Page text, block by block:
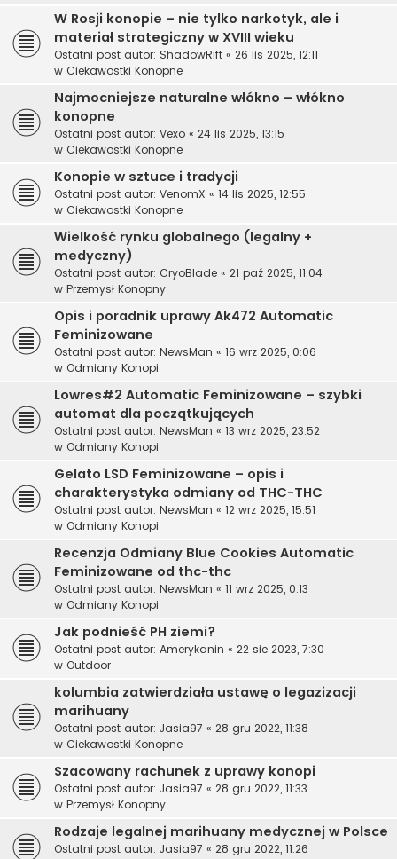
W Rosji konopie – nie tylko narkotyk, ale i
materiał strategiczny w XVIII wieku
Ostatni post autor: ShadowRift « 26 lis 2025, 12:11
w Ciekawostki Konopne
Najmocniejsze naturalne włókno – włókno
konopne
Ostatni post autor: Vexo « 24 lis 2025, 13:15
w Ciekawostki Konopne
Konopie w sztuce i tradycji
Ostatni post autor: VenomX « 14 lis 2025, 12:55
w Ciekawostki Konopne
Wielkość rynku globalnego (legalny +
medyczny)
Ostatni post autor: CryoBlade « 21 paź 2025, 11:04
w Przemysł Konopny
Opis i poradnik uprawy Ak472 Automatic
Feminizowane
Ostatni post autor: NewsMan « 16 wrz 2025, 0:06
w Odmiany Konopi
Lowres#2 Automatic Feminizowane – szybki
automat dla początkujących
Ostatni post autor: NewsMan « 13 wrz 2025, 23:52
w Odmiany Konopi
Gelato LSD Feminizowane – opis i
charakterystyka odmiany od THC-THC
Ostatni post autor: NewsMan « 12 wrz 2025, 15:51
w Odmiany Konopi
Recenzja Odmiany Blue Cookies Automatic
Feminizowane od thc-thc
Ostatni post autor: NewsMan « 11 wrz 2025, 0:13
w Odmiany Konopi
Jak podnieść PH ziemi?
Ostatni post autor: Amerykanin « 22 sie 2023, 7:30
w Outdoor
kolumbia zatwierdziała ustawę o legazizacji
marihuany
Ostatni post autor: Jasia97 « 28 gru 2022, 11:38
w Ciekawostki Konopne
Szacowany rachunek z uprawy konopi
Ostatni post autor: Jasia97 « 28 gru 2022, 11:33
w Przemysł Konopny
Rodzaje legalnej marihuany medycznej w Polsce
Ostatni post autor: Jasia97 « 28 gru 2022, 11:26